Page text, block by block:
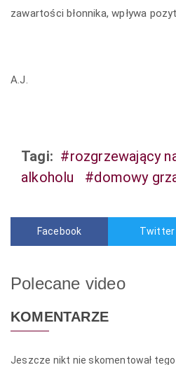
zawartości błonnika, wpływa
A.J.
Tagi: #rozgrzewający
alkoholu
#domowy
Facebook Twitter
Polecane video
KOMENTARZE
Jeszcze nikt nie skomentował